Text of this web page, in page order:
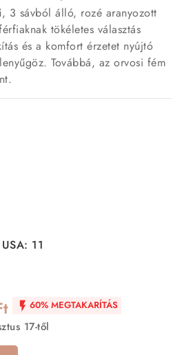
3 sávból álló, rozé aranyozott
tökéletes választás
és a komfort érzetet nyújtó
Továbbá, az orvosi fém
11
 60% MEGTAKARÍTÁS
17-től